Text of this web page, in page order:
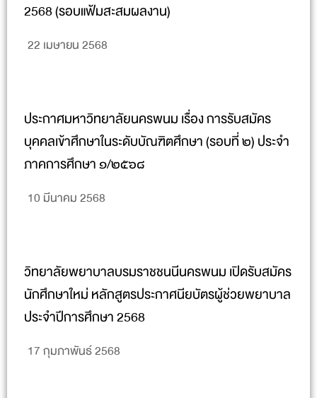
2568 (รอบแฟ้มสะสมผลงาน)
22 เมษายน 2568
ประกาศมหาวิทยาลัยนครพนม เรื่อง การรับสมัคร
บุคคลเข้าศึกษาในระดับบัณฑิตศึกษา (รอบที่ ๒) ประจำ
ภาคการศึกษา ๑/๒๕๖๘
10 มีนาคม 2568
วิทยาลัยพยาบาลบรมราชชนนีนครพนม เปิดรับสมัคร
นักศึกษาใหม่ หลักสูตรประกาศนียบัตรผู้ช่วยพยาบาล
ประจำปีการศึกษา 2568
17 กุมภาพันธ์ 2568